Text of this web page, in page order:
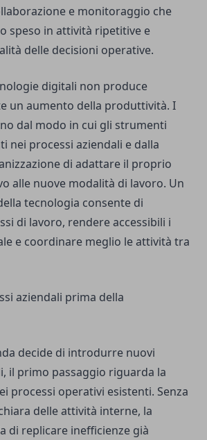
e monitoraggio che
speso in attività ripetitive e
delle decisioni operative.
digitali non produce
un aumento della produttività. I
dal modo in cui gli strumenti
nei processi aziendali e dalla
di adattare il proprio
alle nuove modalità di lavoro. Un
tecnologia consente di
di lavoro, rendere accessibili i
e coordinare meglio le attività tra
aziendali prima della
decide di introdurre nuovi
il primo passaggio riguarda la
processi operativi esistenti. Senza
delle attività interne, la
di replicare inefficienze già